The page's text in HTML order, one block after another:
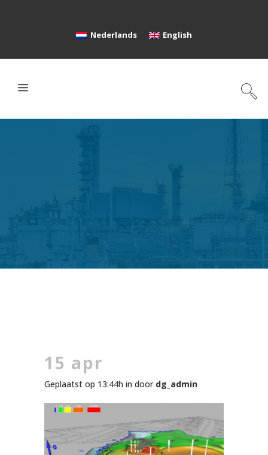
Nederlands English
15 apr
Geplaatst op 13:44h in door dg_admin